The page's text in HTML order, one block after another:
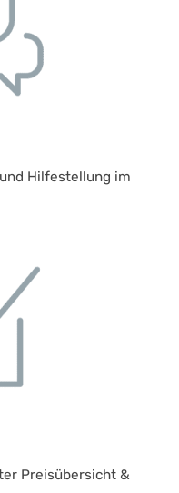
Hilfestellung im
Preisübersicht &